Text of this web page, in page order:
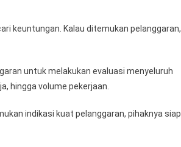
keuntungan. Kalau ditemukan pelanggaran,
untuk melakukan evaluasi menyeluruh
hingga volume pekerjaan.
indikasi kuat pelanggaran, pihaknya siap